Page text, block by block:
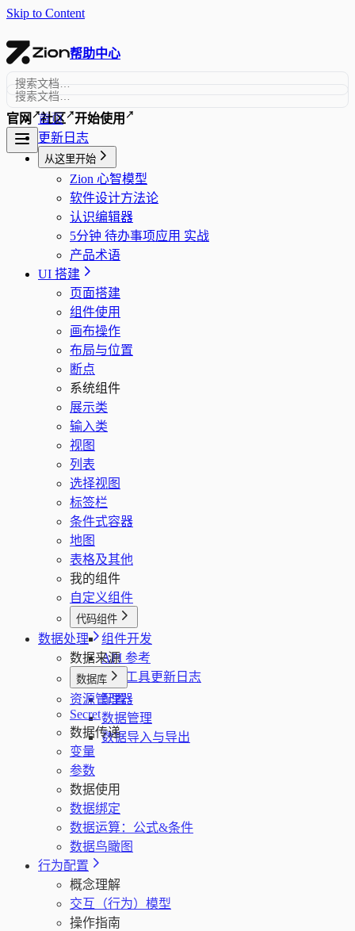
Skip to Content
帮助中心
官网 ↗社区↗开始使用 ↗
首页
更新日志
从这里开始
Zion 心智模型
软件设计方法论
认识编辑器
5分钟 待办事项应用 实战
产品术语
UI 搭建
页面搭建
组件使用
画布操作
布局与位置
断点
系统组件
展示类
输入类
视图
列表
选择视图
标签栏
条件式容器
地图
表格及其他
我的组件
自定义组件
代码组件
组件开发
API 参考
CLI 工具更新日志
数据处理
数据来源
数据库
配置
数据管理
数据导入与导出
资源管理器
Secret
数据传递
变量
参数
数据使用
数据绑定
数据运算：公式&条件
数据鸟瞰图
行为配置
概念理解
交互（行为）模型
操作指南